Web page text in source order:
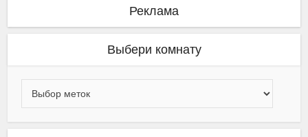
Реклама
Выбери комнату